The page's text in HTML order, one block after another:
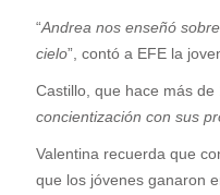
“Andrea nos enseñó
cielo”, contó a EFE la
Castillo, que hace más
concientización con sus
Valentina recuerda que
que los jóvenes ganaron